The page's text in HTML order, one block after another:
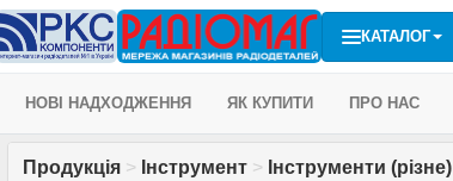
КАТАЛОГ
НОВІ НАДХОДЖЕННЯ ЯК КУПИТИ ПРО НАС
Продукція > Інструмент > Інструменти (різне)